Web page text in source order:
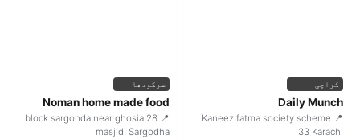
کراچی
Daily Munch
📍 Kaneez fatma society scheme
33 Karachi
سرگودھا
Noman home made food
📍 28 block sargohda near ghosia
masjid, Sargodha